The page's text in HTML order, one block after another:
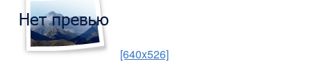
[640x526]